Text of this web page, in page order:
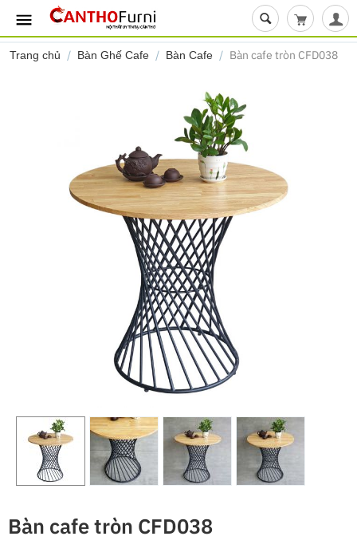
Giỏ hàng
Trang chủ / Bàn Ghế Cafe / Bàn Cafe / Bàn cafe tròn CFD038
Bàn cafe tròn CFD038